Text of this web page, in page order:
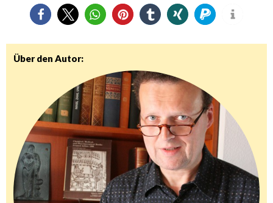
0 0
Über den Autor: